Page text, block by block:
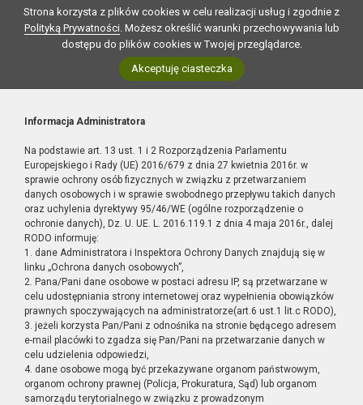
Strona korzysta z plików cookies w celu realizacji usług i zgodnie z
Polityką Prywatności. Możesz określić warunki przechowywania lub
dostępu do plików cookies w Twojej przeglądarce.
Akceptuję ciasteczka
Informacja Administratora
Na podstawie art. 13 ust. 1 i 2 Rozporządzenia Parlamentu
Europejskiego i Rady (UE) 2016/679 z dnia 27 kwietnia 2016r. w
sprawie ochrony osób fizycznych w związku z przetwarzaniem
danych osobowych i w sprawie swobodnego przepływu takich danych
oraz uchylenia dyrektywy 95/46/WE (ogólne rozporządzenie o
ochronie danych), Dz. U. UE. L. 2016.119.1 z dnia 4 maja 2016r., dalej
RODO informuję:
1. dane Administratora i Inspektora Ochrony Danych znajdują się w
linku „Ochrona danych osobowych”,
2. Pana/Pani dane osobowe w postaci adresu IP, są przetwarzane w
celu udostępniania strony internetowej oraz wypełnienia obowiązków
prawnych spoczywających na administratorze(art.6 ust.1 lit.c RODO),
3. jeżeli korzysta Pan/Pani z odnośnika na stronie będącego adresem
e-mail placówki to zgadza się Pan/Pani na przetwarzanie danych w
celu udzielenia odpowiedzi,
4. dane osobowe mogą być przekazywane organom państwowym,
organom ochrony prawnej (Policja, Prokuratura, Sąd) lub organom
samorządu terytorialnego w związku z prowadzonym